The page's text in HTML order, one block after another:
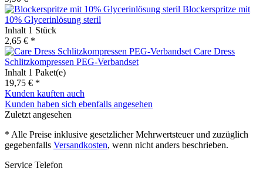
Blockerspritze mit
10% Glycerinlösung steril
Inhalt 1 Stück
2,65 € *
Care Dress
Schlitzkompressen PEG-Verbandset
Inhalt 1 Paket(e)
19,75 € *
Kunden kauften auch
Kunden haben sich ebenfalls angesehen
Zuletzt angesehen
* Alle Preise inklusive gesetzlicher Mehrwertsteuer und zuzüglich
gegebenfalls Versandkosten, wenn nicht anders beschrieben.
Service Telefon